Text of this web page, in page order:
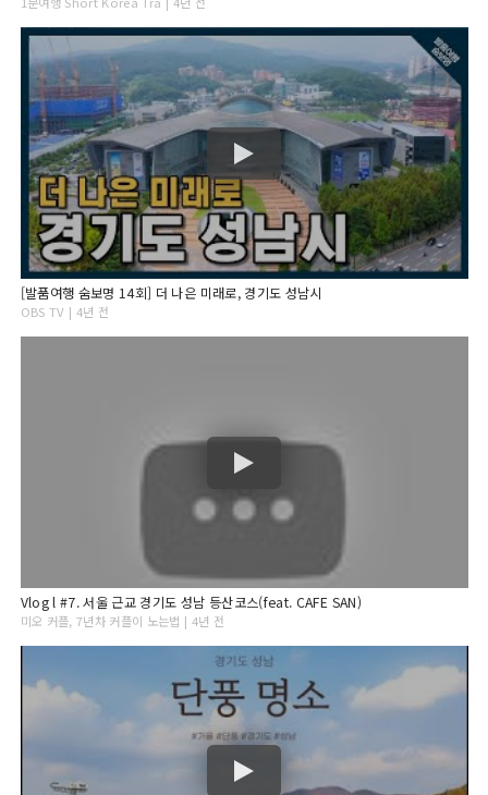
[발품여행 숨보명 14회] 더 나은 미래로, 경기도 성남시
OBS TV | 4년 전
Vlog l #7. 서울 근교 경기도 성남 등산코스(feat. CAFE SAN)
미오 커플, 7년차 커플이 노는법 | 4년 전